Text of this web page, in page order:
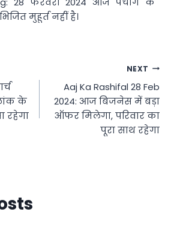
मुहूर्त नहीं है।
के
रहेगा
NEXT
Aaj Ka Rashifal 28 Feb
2024: आज बिजनेस में बड़ा
ऑफर मिलेगा, परिवार का
पूरा साथ रहेगा